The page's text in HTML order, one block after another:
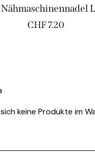
CHF7.20
keine Produkte im